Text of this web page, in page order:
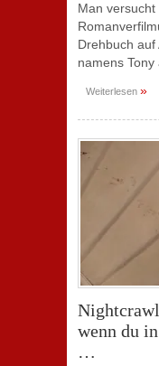
Man
Drehbuch auf
namens Tony
Weiterlesen »
wenn du
…